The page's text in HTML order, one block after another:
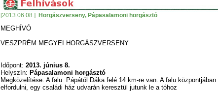
[2013.06.08.] Horgászverseny, Pápasalamoni horgásztó
MEGHÍVÓ
VESZPRÉM MEGYEI HORGÁSZVERSENY
Időpont: 2013. június 8.
Helyszín: Pápasalamoni horgásztó
Megközelítése: A falu Pápától Dáka felé 14 km-re van. A falu
elfordulni, egy családi ház udvarán keresztül jutunk le a tóhoz